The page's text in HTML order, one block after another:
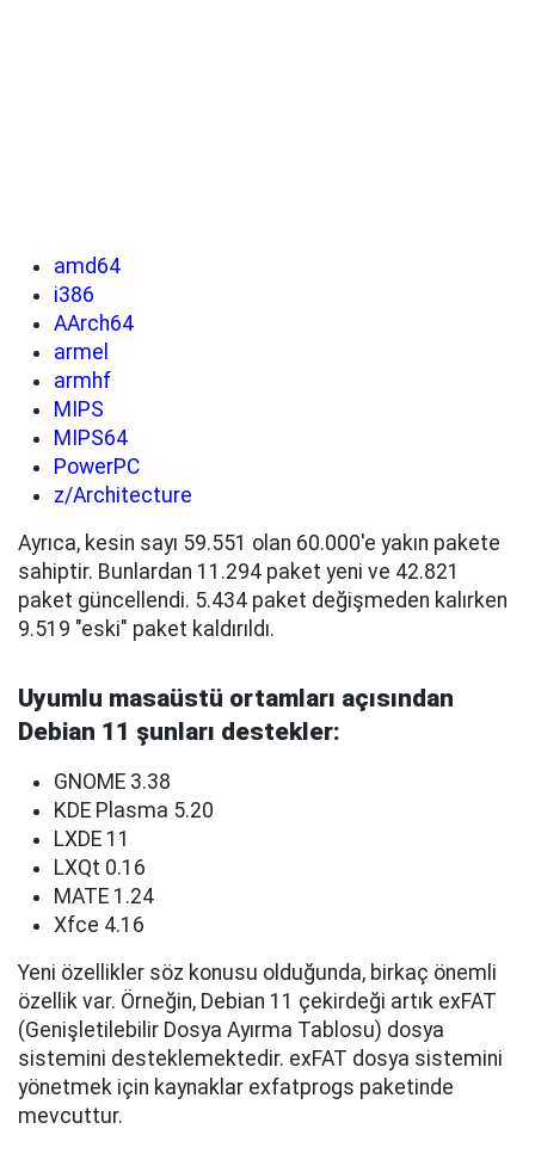
amd64
i386
AArch64
armel
armhf
MIPS
MIPS64
PowerPC
z/Architecture
Ayrıca, kesin sayı 59.551 olan 60.000'e yakın pakete
sahiptir. Bunlardan 11.294 paket yeni ve 42.821
paket güncellendi. 5.434 paket değişmeden kalırken
9.519 "eski" paket kaldırıldı.
Uyumlu masaüstü ortamları açısından
Debian 11 şunları destekler:
GNOME 3.38
KDE Plasma 5.20
LXDE 11
LXQt 0.16
MATE 1.24
Xfce 4.16
Yeni özellikler söz konusu olduğunda, birkaç önemli
özellik var. Örneğin, Debian 11 çekirdeği artık exFAT
(Genişletilebilir Dosya Ayırma Tablosu) dosya
sistemini desteklemektedir. exFAT dosya sistemini
yönetmek için kaynaklar exfatprogs paketinde
mevcuttur.